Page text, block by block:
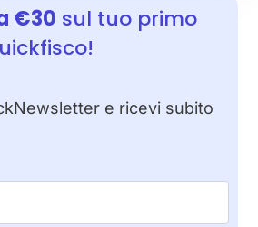
€30 sul tuo primo
e ricevi subito